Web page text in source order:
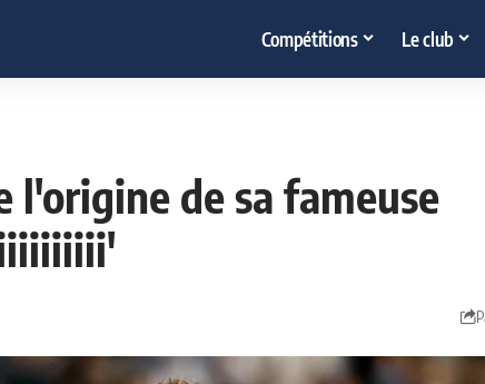
Compétitions Le club
l'origine de sa fameuse